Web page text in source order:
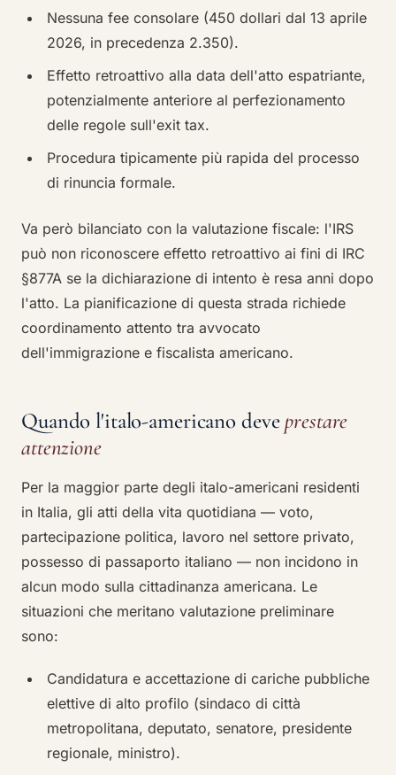
Nessuna fee consolare (450 dollari dal 13 aprile
2026, in precedenza 2.350).
Effetto retroattivo alla data dell'atto espatriante,
potenzialmente anteriore al perfezionamento
delle regole sull'exit tax.
Procedura tipicamente più rapida del processo
di rinuncia formale.
Va però bilanciato con la valutazione fiscale: l'IRS
può non riconoscere effetto retroattivo ai fini di IRC
§877A se la dichiarazione di intento è resa anni dopo
l'atto. La pianificazione di questa strada richiede
coordinamento attento tra avvocato
dell'immigrazione e fiscalista americano.
Quando l'italo-americano deveprestare
attenzione
Per la maggior parte degli italo-americani residenti
in Italia, gli atti della vita quotidiana — voto,
partecipazione politica, lavoro nel settore privato,
possesso di passaporto italiano — non incidono in
alcun modo sulla cittadinanza americana. Le
situazioni che meritano valutazione preliminare
sono:
Candidatura e accettazione di cariche pubbliche
elettive di alto profilo (sindaco di città
metropolitana, deputato, senatore, presidente
regionale, ministro).